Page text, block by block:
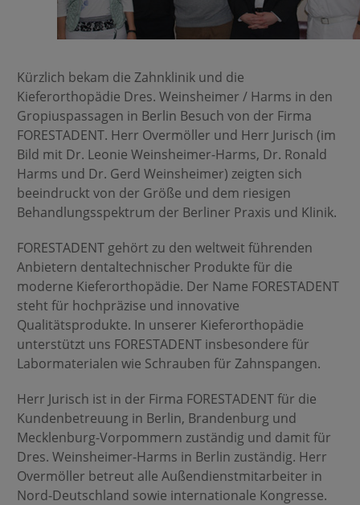
Kürzlich bekam die Zahnklinik und die
Kieferorthopädie Dres. Weinsheimer / Harms in den
Gropiuspassagen in Berlin Besuch von der Firma
FORESTADENT. Herr Overmöller und Herr Jurisch (im
Bild mit Dr. Leonie Weinsheimer-Harms, Dr. Ronald
Harms und Dr. Gerd Weinsheimer) zeigten sich
beeindruckt von der Größe und dem riesigen
Behandlungsspektrum der Berliner Praxis und Klinik.
FORESTADENT gehört zu den weltweit führenden
Anbietern dentaltechnischer Produkte für die
moderne Kieferorthopädie. Der Name FORESTADENT
steht für hochpräzise und innovative
Qualitätsprodukte. In unserer Kieferorthopädie
unterstützt uns FORESTADENT insbesondere für
Labormaterialen wie Schrauben für Zahnspangen.
Herr Jurisch ist in der Firma FORESTADENT für die
Kundenbetreuung in Berlin, Brandenburg und
Mecklenburg-Vorpommern zuständig und damit für
Dres. Weinsheimer-Harms in Berlin zuständig. Herr
Overmöller betreut alle Außendienstmitarbeiter in
Nord-Deutschland sowie internationale Kongresse.